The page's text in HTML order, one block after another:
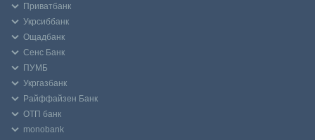
Приватбанк
Укрсиббанк
Ощадбанк
Сенс Банк
ПУМБ
Укргазбанк
Райффайзен Банк
ОТП банк
monobank